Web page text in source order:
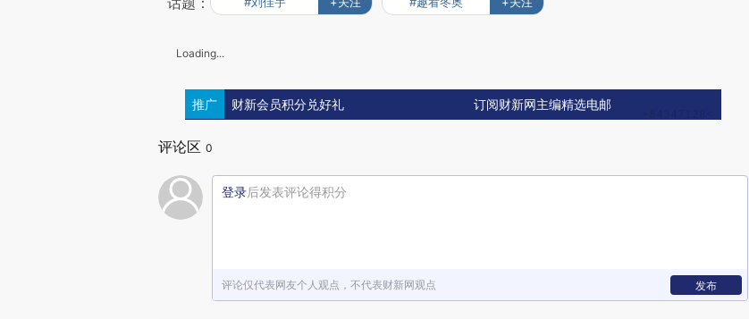
Loading...
推广 财新会员积分兑好礼 订阅财新网主编精选电邮
评论区 0
登录后发表评论得积分
评论仅代表网友个人观点，不代表财新网观点 发布